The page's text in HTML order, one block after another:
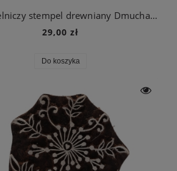
Rękodzielniczy stempel drewniany Dmuchawiec Gwieździsty
29,00 zł
Do koszyka